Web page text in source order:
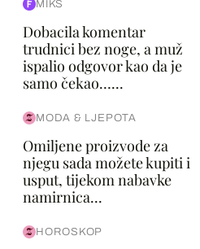
MIKS
Dobacila komentar
trudnici bez noge, a muž
ispalio odgovor kao da je
samo čekao…...
MODA & LJEPOTA
Omiljene proizvode za
njegu sada možete kupiti i
usput, tijekom nabavke
namirnica...
HOROSKOP